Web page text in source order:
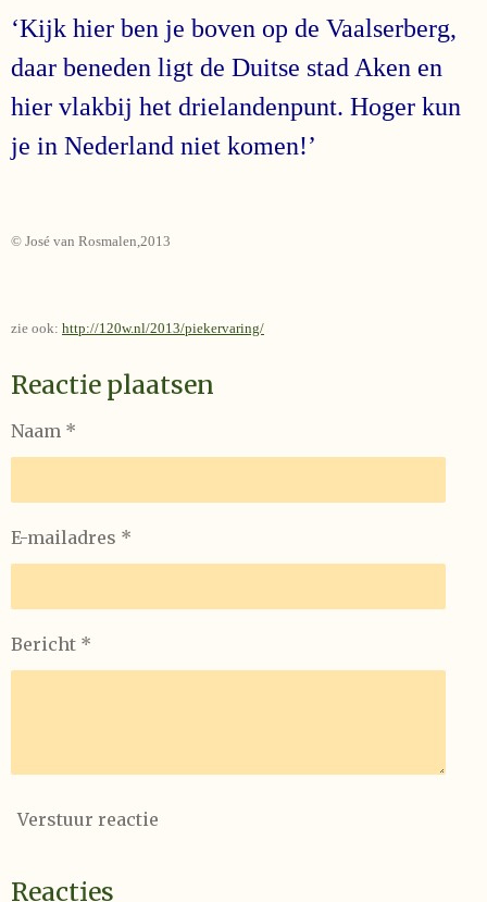
‘Kijk hier ben je boven op de Vaalserberg,
daar beneden ligt de Duitse stad Aken en
hier vlakbij het drielandenpunt. Hoger kun
je in Nederland niet komen!’
© José van Rosmalen,2013
zie ook: http://120w.nl/2013/piekervaring/
Reactie plaatsen
Naam *
E-mailadres *
Bericht *
Verstuur reactie
Reacties